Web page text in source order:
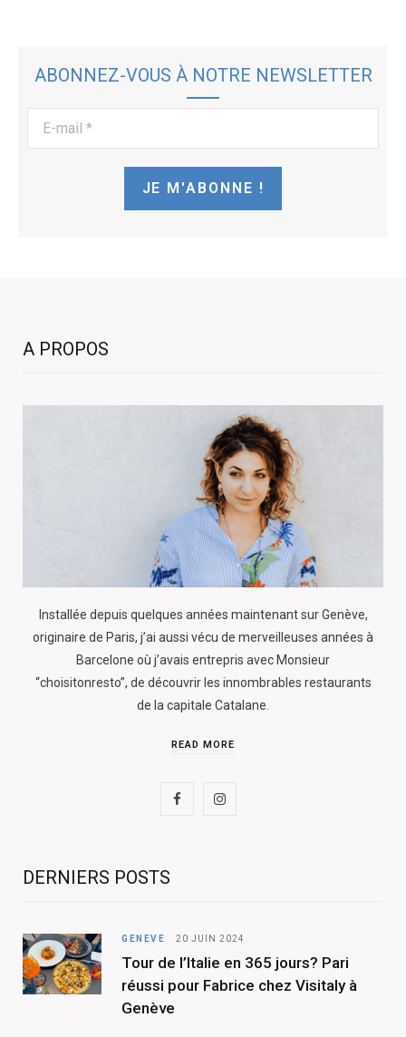
ABONNEZ-VOUS À NOTRE NEWSLETTER
mail
A PROPOS
Installée depuis quelques années maintenant sur Genève,
originaire de Paris, j’ai aussi vécu de merveilleuses années à
Barcelone où j’avais entrepris avec Monsieur
“choisitonresto”, de découvrir les innombrables restaurants
de la capitale Catalane.
READ MORE
b
o
I
a
g
DERNIERS POSTS
GENÈVE 20 JUIN 2024
Tour de l’Italie en 365 jours? Pari
réussi pour Fabrice chez Visitaly à
Genève